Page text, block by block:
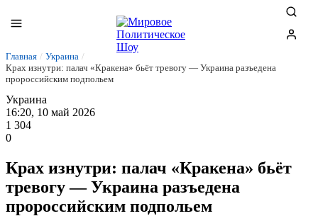
Главная / Украина /
Крах изнутри: палач «Кракена» бьёт тревогу — Украина разъедена
пророссийским подпольем
Украина
16:20, 10 май 2026
1 304
0
Крах изнутри: палач «Кракена» бьёт
тревогу — Украина разъедена
пророссийским подпольем